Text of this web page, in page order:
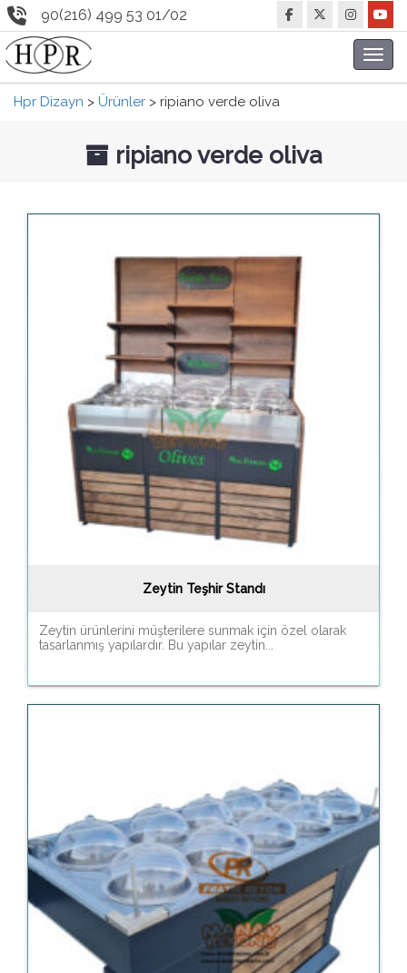
90(216) 499 53 01/02
Hpr Dizayn > Ürünler > ripiano verde oliva
ripiano verde oliva
Zeytin Teşhir Standı
Zeytin ürünlerini müşterilere sunmak için özel olarak
tasarlanmış yapılardır. Bu yapılar zeytin...